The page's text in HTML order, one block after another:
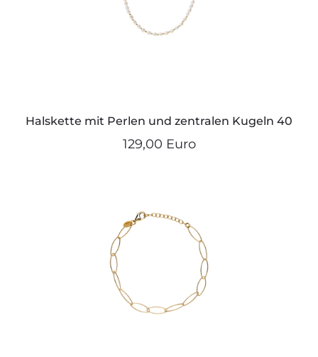
Halskette mit Perlen und zentralen Kugeln 40
129,00 Euro